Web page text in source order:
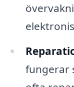
fungerar